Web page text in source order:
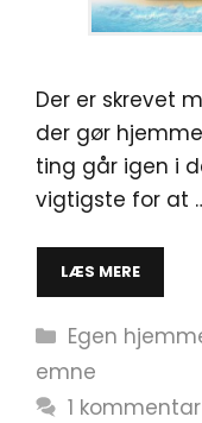
Der er skrevet
der gør
ting går igen i
vigtigste for at
LÆS MERE
Kategorier
Egen
emne
1 kommentar